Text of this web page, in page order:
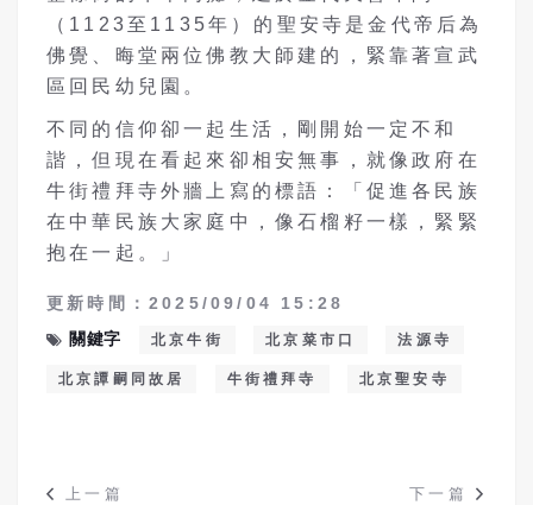
（1123至1135年）的聖安寺是金代帝后為
佛覺、晦堂兩位佛教大師建的，緊靠著宣武
區回民幼兒園。
不同的信仰卻一起生活，剛開始一定不和
諧，但現在看起來卻相安無事，就像政府在
牛街禮拜寺外牆上寫的標語：「促進各民族
在中華民族大家庭中，像石榴籽一樣，緊緊
抱在一起。」
更新時間：2025/09/04 15:28
關鍵字
北京牛街 北京菜市口 法源寺
北京譚嗣同故居 牛街禮拜寺 北京聖安寺
上一篇 下一篇